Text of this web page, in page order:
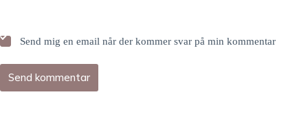
Send mig en email når der kommer svar på min kommentar
Send kommentar